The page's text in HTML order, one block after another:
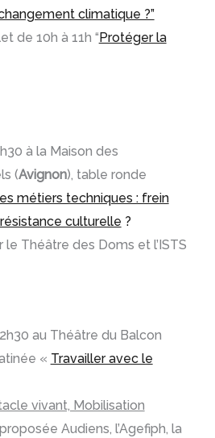
climatique ?”
de 10h à 11h “ Protéger la
à la Maison des
(Avignon), table ronde
métiers techniques : frein
culturelle ?
le Théâtre des Doms et l’ISTS
au Théâtre du Balcon
« Travailler avec le
vivant, Mobilisation
Audiens, l’Agefiph, la